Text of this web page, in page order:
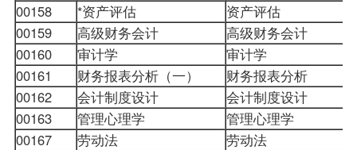
00158
*资产评估 资产评估
00159
高级财务会计 高级财务会计
00160
审计学 审计学
00161
财务报表分析（一） 财务报表分析
00162
会计制度设计 会计制度设计
00163
管理心理学 管理心理学
00167
劳动法 劳动法